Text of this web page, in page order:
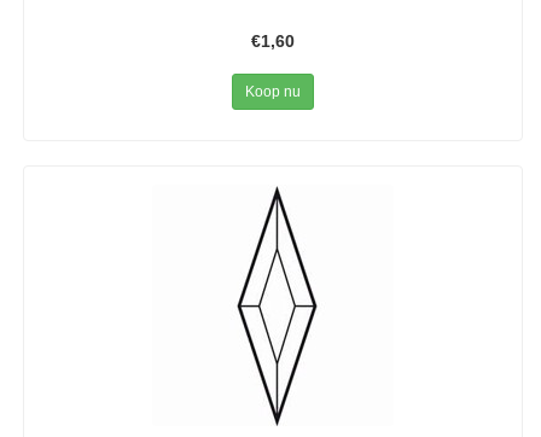
€1,60
Koop nu